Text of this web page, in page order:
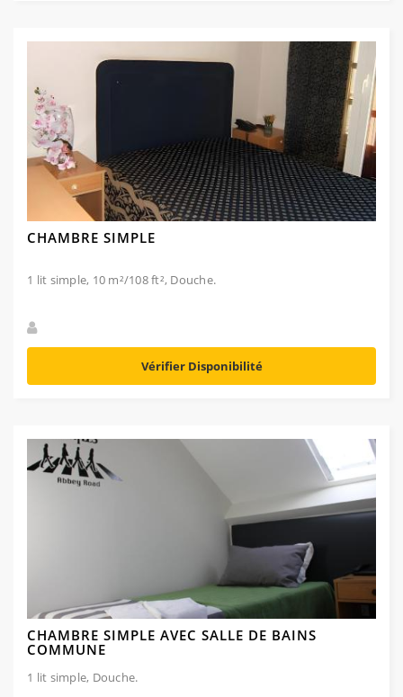
CHAMBRE SIMPLE
1 lit simple, 10 m²/108 ft², Douche.
Vérifier Disponibilité
CHAMBRE SIMPLE AVEC SALLE DE BAINS
COMMUNE
1 lit simple, Douche.